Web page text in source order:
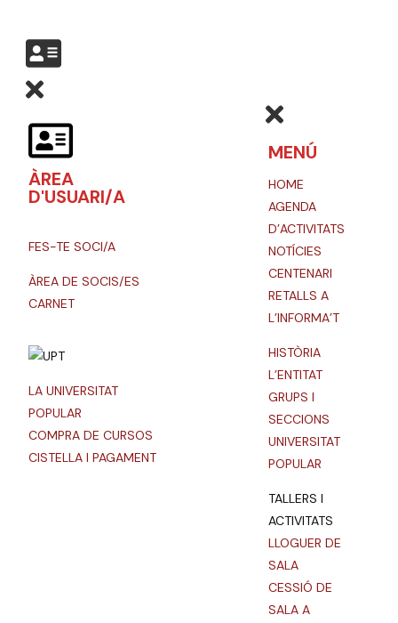
ÀREA
D'USUARI/A
FES-TE SOCI/A
ÀREA DE SOCIS/ES
CARNET
LA UNIVERSITAT
POPULAR
COMPRA DE CURSOS
CISTELLA I PAGAMENT
MENÚ
HOME
AGENDA
D’ACTIVITATS
NOTÍCIES
CENTENARI
RETALLS A
L’INFORMA’T
HISTÒRIA
L’ENTITAT
GRUPS I
SECCIONS
UNIVERSITAT
POPULAR
TALLERS I
ACTIVITATS
LLOGUER DE
SALA
CESSIÓ DE
SALA A